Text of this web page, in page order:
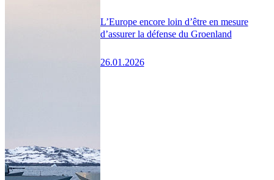
L’Europe encore loin d’être en mesure
d’assurer la défense du Groenland
26.01.2026